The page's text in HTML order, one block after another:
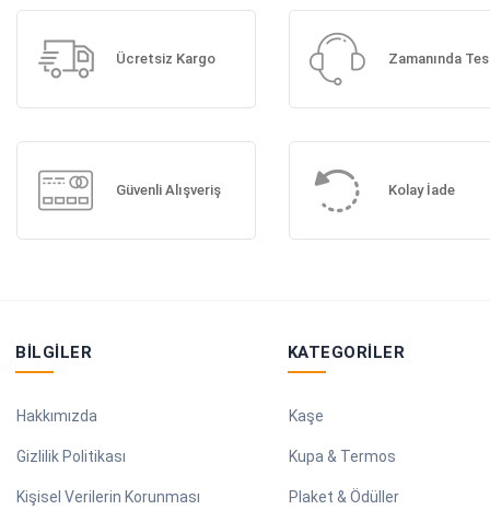
Ücretsiz Kargo Zamanında
Güvenli Alışveriş Kolay İade
BILGILER
Hakkımızda
Gizlilik Politikası
Kişisel Verilerin Korunması
KATEGORILER
Kaşe
Kupa & Termos
Plaket & Ödüller